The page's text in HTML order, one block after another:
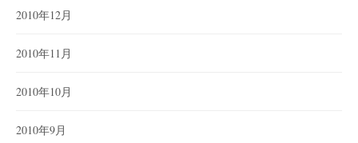
2010年12月
2010年11月
2010年10月
2010年9月